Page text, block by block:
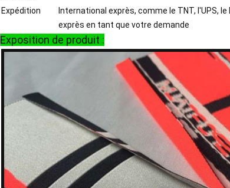
Expédition
International exprès, comme le TNT, l'UPS, le
exprès en tant que votre demande
Exposition de produit :